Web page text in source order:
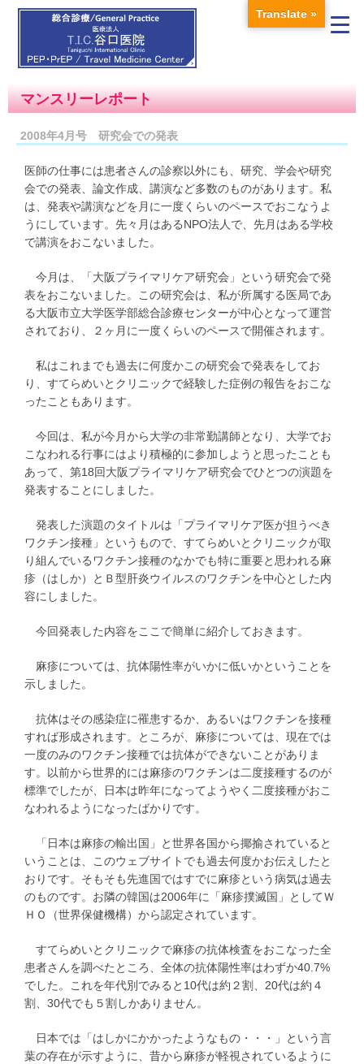
マンスリーレポート
2008年4月号 研究会での発表
医師の仕事には患者さんの診察以外にも、研究、学会や研究
会での発表、論文作成、講演など多数のものがあります。私
は、発表や講演などを月に一度くらいのペースでおこなうよ
うにしています。先々月はあるNPO法人で、先月はある学校
で講演をおこないました。
今月は、「大阪プライマリケア研究会」という研究会で発
表をおこないました。この研究会は、私が所属する医局であ
る大阪市立大学医学部総合診療センターが中心となって運営
されており、２ヶ月に一度くらいのペースで開催されます。
私はこれまでも過去に何度かこの研究会で発表をしてお
り、すてらめいとクリニックで経験した症例の報告をおこな
ったこともあります。
今回は、私が今月から大学の非常勤講師となり、大学でお
こなわれる行事にはより積極的に参加しようと思ったことも
あって、第18回大阪プライマリケア研究会でひとつの演題を
発表することにしました。
発表した演題のタイトルは「プライマリケア医が担うべき
ワクチン接種」というもので、すてらめいとクリニックが取
り組んでいるワクチン接種のなかでも特に重要と思われる麻
疹（はしか）とＢ型肝炎ウイルスのワクチンを中心とした内
容にしました。
今回発表した内容をここで簡単に紹介しておきます。
麻疹については、抗体陽性率がいかに低いかということを
示しました。
抗体はその感染症に罹患するか、あるいはワクチンを接種
すれば形成されます。ところが、麻疹については、現在では
一度のみのワクチン接種では抗体ができないことがありま
す。以前から世界的には麻疹のワクチンは二度接種するのが
標準でしたが、日本は昨年になってようやく二度接種がおこ
なわれるようになったばかりです。
「日本は麻疹の輸出国」と世界各国から揶揄されていると
いうことは、このウェブサイトでも過去何度かお伝えしたと
おりです。そもそも先進国ではすでに麻疹という病気は過去
のものです。お隣の韓国は2006年に「麻疹撲滅国」としてＷ
ＨＯ（世界保健機構）から認定されています。
すてらめいとクリニックで麻疹の抗体検査をおこなった全
患者さんを調べたところ、全体の抗体陽性率はわずか40.7%
でした。これを年代別でみると10代は約２割、20代は約４
割、30代でも５割しかありません。
日本では「はしかにかかったようなもの・・・」という言
葉の存在が示すように、昔から麻疹が軽視されているように
Translate »